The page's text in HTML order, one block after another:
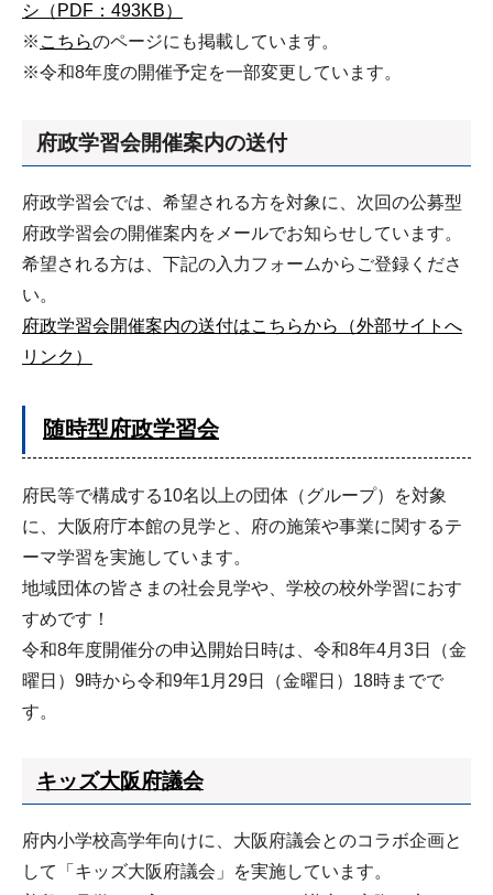
シ（PDF：493KB）
※ こちらのページにも掲載しています。
※令和8年度の開催予定を一部変更しています。
府政学習会開催案内の送付
府政学習会では、希望される方を対象に、次回の公募型
府政学習会の開催案内をメールでお知らせしています。
希望される方は、下記の入力フォームからご登録くださ
い。
府政学習会開催案内の送付はこちらから（外部サイトへ
リンク）
随時型府政学習会
府民等で構成する10名以上の団体（グループ）を対象
に、大阪府庁本館の見学と、府の施策や事業に関するテ
ーマ学習を実施しています。
地域団体の皆さまの社会見学や、学校の校外学習におす
すめです！
令和8年度開催分の申込開始日時は、令和8年4月3日（金
曜日）9時から令和9年1月29日（金曜日）18時までで
す。
キッズ大阪府議会
府内小学校高学年向けに、大阪府議会とのコラボ企画と
して「キッズ大阪府議会」を実施しています。